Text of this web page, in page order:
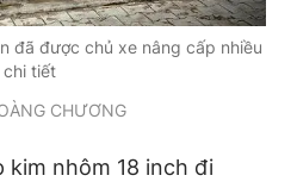
đã được chủ xe nâng cấp nhiều
chi tiết
CHƯƠNG
kim nhôm 18 inch đi